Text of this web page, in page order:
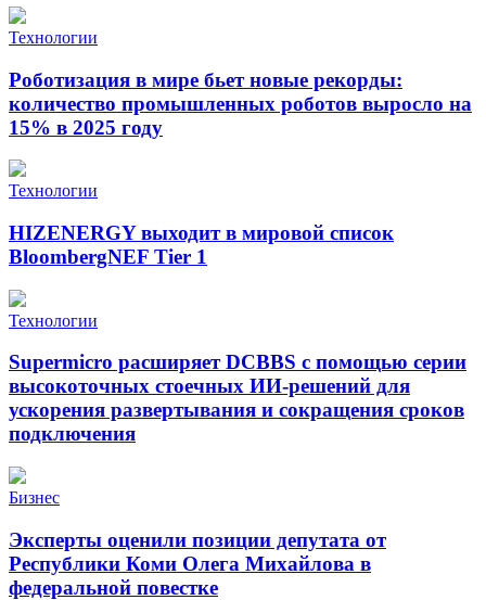
Технологии
Роботизация в мире бьет новые рекорды:
количество промышленных роботов выросло на
15% в 2025 году
Технологии
HIZENERGY выходит в мировой список
BloombergNEF Tier 1
Технологии
Supermicro расширяет DCBBS с помощью серии
высокоточных стоечных ИИ-решений для
ускорения развертывания и сокращения сроков
подключения
Бизнес
Эксперты оценили позиции депутата от
Республики Коми Олега Михайлова в
федеральной повестке